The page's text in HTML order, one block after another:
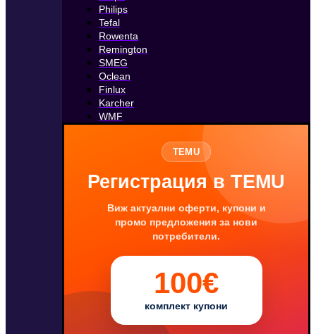
Philips
Tefal
Rowenta
Remington
SMEG
Oclean
Finlux
Karcher
WMF
TEMU
Регистрация в TEMU
Виж актуални оферти, купони и
промо предложения за нови
потребители.
100€
комплект купони